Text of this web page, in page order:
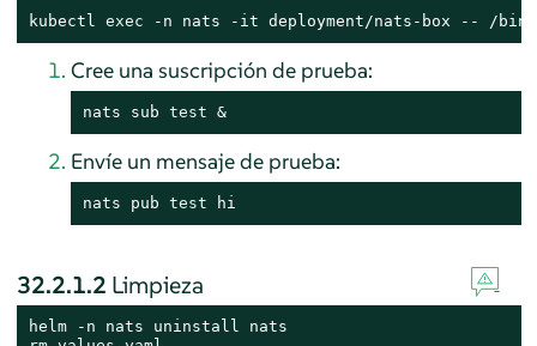
kubectl exec -n nats -it deployment/nats-box -- /
Cree una suscripción de prueba:
nats sub test &
Envíe un mensaje de prueba:
nats pub test hi
32.2.1.2 Limpieza